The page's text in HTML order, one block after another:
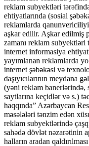
reklam subyektləri
ehtiyatlarında (sosial
reklamlarda
aşkar edilir. Aşkar edilmiş
zamanı reklam
internet informasiya
yayımlanan reklamlarda
internet şəbəkəsi və
daşıyıcılarının meydana
(yəni reklam banerlərində,
saytlarına keçidlər və s.)
haqqında” Azərbaycan
məsələləri tənzim edən
reklam subyektlərində
sahədə dövlət nəzarətinin
halların aradan